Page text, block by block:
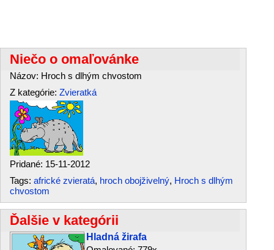
Niečo o omaľovánke
Názov: Hroch s dlhým chvostom
Z kategórie: Zvieratká
Pridané: 15-11-2012
Tags: africké zvieratá, hroch obojživelný, Hroch s dlhým
chvostom
Ďalšie v kategórii
Hladná žirafa